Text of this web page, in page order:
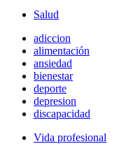
Salud
adiccion
alimentación
ansiedad
bienestar
deporte
depresion
discapacidad
Vida profesional